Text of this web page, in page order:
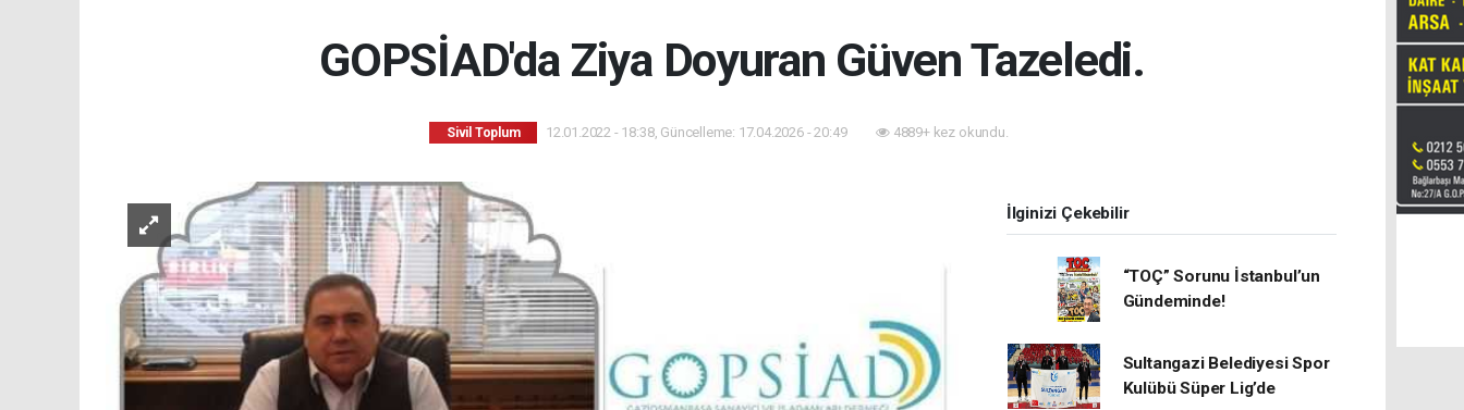
GOPSİAD'da Ziya Doyuran Güven Tazeledi.
Sivil Toplum 12.01.2022 - 18:38, Güncelleme: 17.04.2026 - 20:49 4889+ kez okundu.
İlginizi Çekebilir
“TOÇ” Sorunu İstanbul’un
Gündeminde!
Sultangazi Belediyesi Spor
Kulübü Süper Lig’de